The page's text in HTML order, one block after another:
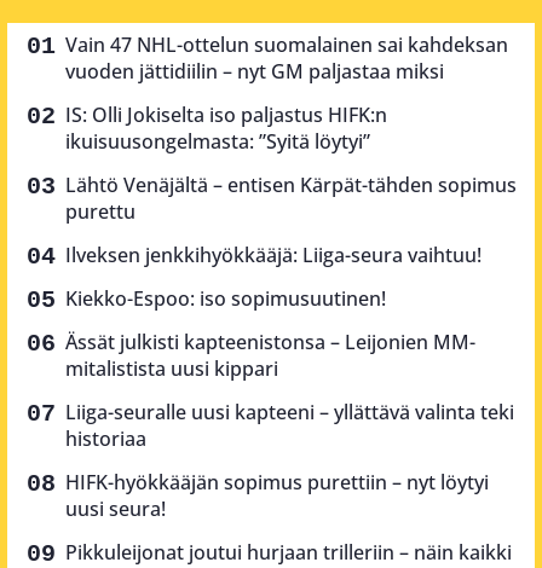
Vain 47 NHL-ottelun suomalainen sai kahdeksan
vuoden jättidiilin – nyt GM paljastaa miksi
IS: Olli Jokiselta iso paljastus HIFK:n
ikuisuusongelmasta: ”Syitä löytyi”
Lähtö Venäjältä – entisen Kärpät-tähden sopimus
purettu
Ilveksen jenkkihyökkääjä: Liiga-seura vaihtuu!
Kiekko-Espoo: iso sopimusuutinen!
Ässät julkisti kapteenistonsa – Leijonien MM-
mitalistista uusi kippari
Liiga-seuralle uusi kapteeni – yllättävä valinta teki
historiaa
HIFK-hyökkääjän sopimus purettiin – nyt löytyi
uusi seura!
Pikkuleijonat joutui hurjaan trilleriin – näin kaikki